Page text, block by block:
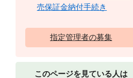
売保証金納付手続き
指定管理者の募集
このページを見ている人は